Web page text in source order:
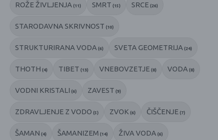
ROŽE ŽIVLJENJA (11) SMRT (15) SRCE (26)
STARODAVNA SKRIVNOST (10)
STRUKTURIRANA VODA (6) SVETA GEOMETRIJA (24)
THOTH (4) TIBET (13) VNEBOVZETJE (8) VODA (8)
VODNI KRISTALI (6) ZAVEST (9)
ZDRAVLJENJE Z VODO (5) ZVOK (6) ČIŠČENJE (7)
ŠAMAN (4) ŠAMANIZEM (14) ŽIVA VODA (6)